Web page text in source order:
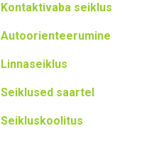
Kontaktivaba seiklus
Autoorienteerumine
Linnaseiklus
Seiklused saartel
Seikluskoolitus